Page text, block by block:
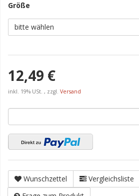
Größe
bitte wählen
12,49 €
inkl. 19% USt. , zzgl. Versand
Wunschzettel
Vergleichsliste